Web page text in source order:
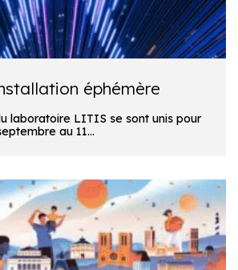
éphémère
laboratoire LITIS se sont unis pour
au 11...